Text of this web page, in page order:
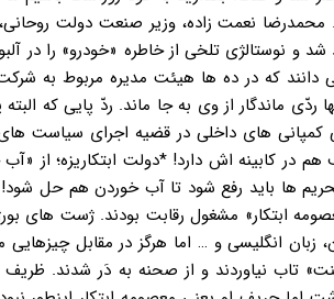
نعمت زاده، وزیر صنعت دولت روحانی،
شد و نوستالژی تلخی از خاطره «خودرو» را در
دانند که در ده ها هیئت مدیره مربوط به
ماندگار از وی به جا ماند. ردّ پایی که
های داخلی در قضیه اجرای سیاست
در کابینه اش دارد! *دولت ابتکاریزه؛ از
ها باید رفع شود تا آب خوردن هم حل شود!
مشغول رقابت بودند. ژست های
انگلیسی و … اما هرگز در مقابل
تاب نیاوردند و از صحنه به دَر شدند. ظریف